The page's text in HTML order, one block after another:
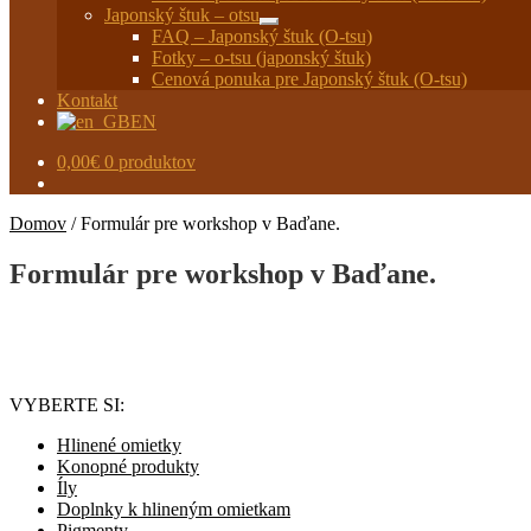
Japonský štuk – otsu
Rozbaliť
podradené
menu
FAQ – Japonský štuk (O-tsu)
Fotky – o-tsu (japonský štuk)
Cenová ponuka pre Japonský štuk (O-tsu)
Kontakt
EN
0,00€ 0 produktov
Domov /Formulár pre workshop v Baďane.
Formulár pre workshop v Baďane.
VYBERTE SI:
Hlinené omietky
Konopné produkty
Íly
Doplnky k hlineným omietkam